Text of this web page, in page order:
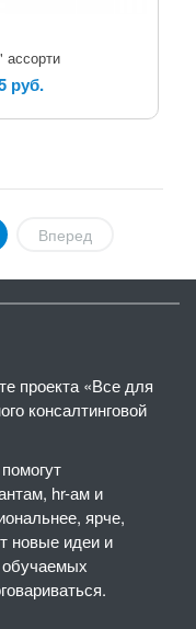
ассорти
руб.
Вперед
проекта «Все для
консалтинговой
hr-ам и
ярче,
новые идеи и
обучаемых